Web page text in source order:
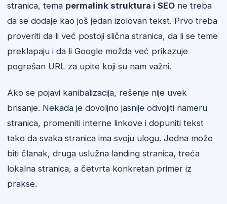
stranica, tema permalink struktura i SEO ne treba
da se dodaje kao još jedan izolovan tekst. Prvo treba
proveriti da li već postoji slična stranica, da li se teme
preklapaju i da li Google možda već prikazuje
pogrešan URL za upite koji su nam važni.
Ako se pojavi kanibalizacija, rešenje nije uvek
brisanje. Nekada je dovoljno jasnije odvojiti nameru
stranica, promeniti interne linkove i dopuniti tekst
tako da svaka stranica ima svoju ulogu. Jedna može
biti članak, druga uslužna landing stranica, treća
lokalna stranica, a četvrta konkretan primer iz
prakse.